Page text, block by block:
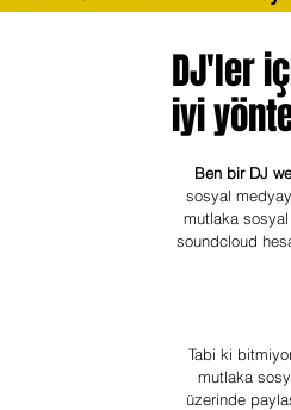
DJ'ler
iyi
Ben bir DJ
sosyal
mutlaka
soundcloud
Tabi ki
mutlaka
üzerinde